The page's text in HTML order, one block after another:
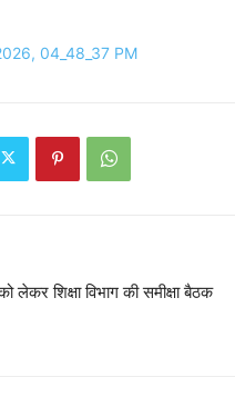
लेकर शिक्षा विभाग की समीक्षा बैठक